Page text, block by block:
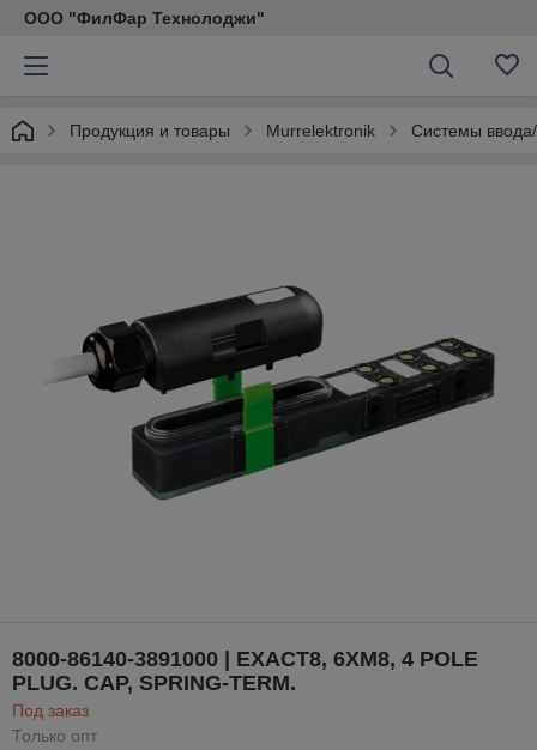
ООО "ФилФар Технолоджи"
Продукция и товары Murrelektronik Системы
8000-86140-3891000 | EXACT8, 6XM8, 4 POLE
PLUG. CAP, SPRING-TERM.
Под заказ
Только опт